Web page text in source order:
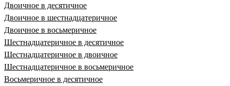
Двоичное в десятичное
Двоичное в шестнадцатеричное
Двоичное в восьмеричное
Шестнадцатеричное в десятичное
Шестнадцатеричное в двоичное
Шестнадцатеричное в восьмеричное
Восьмеричное в десятичное